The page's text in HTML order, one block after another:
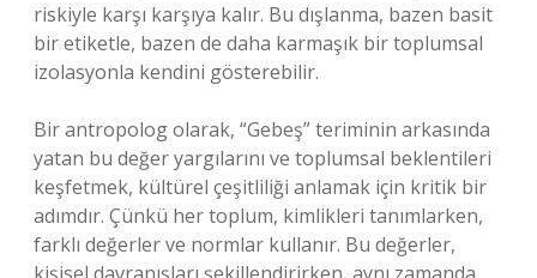
riskiyle karşı karşıya kalır. Bu dışlanma, bazen basit
bir etiketle, bazen de daha karmaşık bir toplumsal
izolasyonla kendini gösterebilir.
Bir antropolog olarak, “Gebeş” teriminin arkasında
yatan bu değer yargılarını ve toplumsal beklentileri
keşfetmek, kültürel çeşitliliği anlamak için kritik bir
adımdır. Çünkü her toplum, kimlikleri tanımlarken,
farklı değerler ve normlar kullanır. Bu değerler,